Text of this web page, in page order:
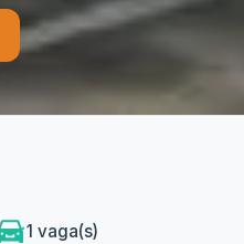
1 vaga(s)